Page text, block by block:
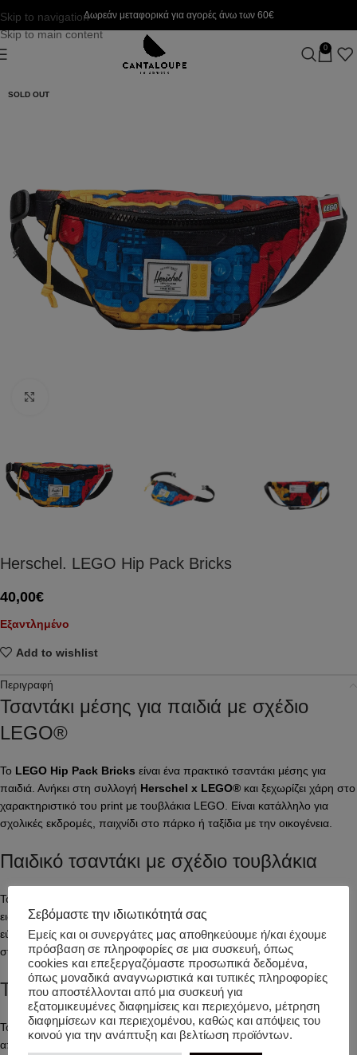
Skip to navigation
Skip to main content
Δωρεάν μεταφορικά για αγορές άνω των 60€
0
SOLD OUT
Herschel. LEGO Hip Pack Bricks
40,00€
Εξαντλημένο
Add to wishlist
Περιγραφή
Τσαντάκι μέσης για παιδιά με σχέδιο
LEGO®
Το LEGO Hip Pack Bricks είναι ένα πρακτικό τσαντάκι μέσης για
παιδιά. Ανήκει στη συλλογή Herschel x LEGO® και ξεχωρίζει χάρη στο
χαρακτηριστικό του print με τουβλάκια LEGO. Είναι κατάλληλο για
σχολικές εκδρομές, παιχνίδι στο πάρκο ή ταξίδια με την οικογένεια.
Παιδικό τσαντάκι με σχέδιο τουβλάκια
Το εξωτερικό ύφασμα έχει σχέδιο LEGO® και το εσωτερικό διαθέτει
ειδική επένδυση με αντίστοιχο print. Το μπροστινό μέρος καθαρίζεται
εύκολα και κλείνει με φερμουάρ. Το παιδί μπορεί να το φορέσει άνετα
στη μέση ή στον ώμο χάρη στον ρυθμιζόμενο ιμάντα.
Τσαντάκι για καθημερινές μετακινήσεις
Το LEGO Hip Pack Bricksέχει μικρό μέγεθος αλλά χωράει τα
απαραίτητα. Κλειδιά, χαρτομάντιλα ή ένα μικρό σνακ μπορούν να
Σεβόμαστε την ιδιωτικότητά σας
Εμείς και οι συνεργάτες μας αποθηκεύουμε ή/και έχουμε
πρόσβαση σε πληροφορίες σε μια συσκευή, όπως
cookies και επεξεργαζόμαστε προσωπικά δεδομένα,
όπως μοναδικά αναγνωριστικά και τυπικές πληροφορίες
που αποστέλλονται από μια συσκευή για
εξατομικευμένες διαφημίσεις και περιεχόμενο, μέτρηση
διαφημίσεων και περιεχομένου, καθώς και απόψεις του
κοινού για την ανάπτυξη και βελτίωση προϊόντων.